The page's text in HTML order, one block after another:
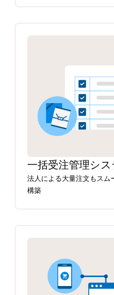
一括受注管理シス
法人による大量注文もスム
構築